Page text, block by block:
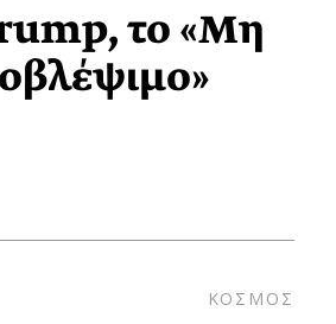
το «Mη
ΚΟΣΜΟΣ